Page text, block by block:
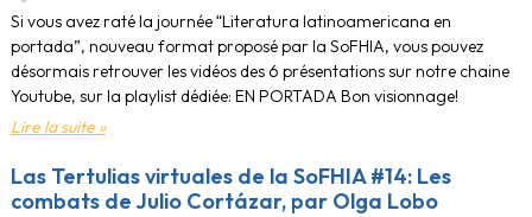
Si vous avez raté la journée “Literatura latinoamericana en
portada”, nouveau format proposé par la SoFHIA, vous pouvez
désormais retrouver les vidéos des 6 présentations sur notre chaine
Youtube, sur la playlist dédiée: EN PORTADA Bon visionnage!
Lire la suite »
Las Tertulias virtuales de la SoFHIA #14: Les
combats de Julio Cortázar, par Olga Lobo